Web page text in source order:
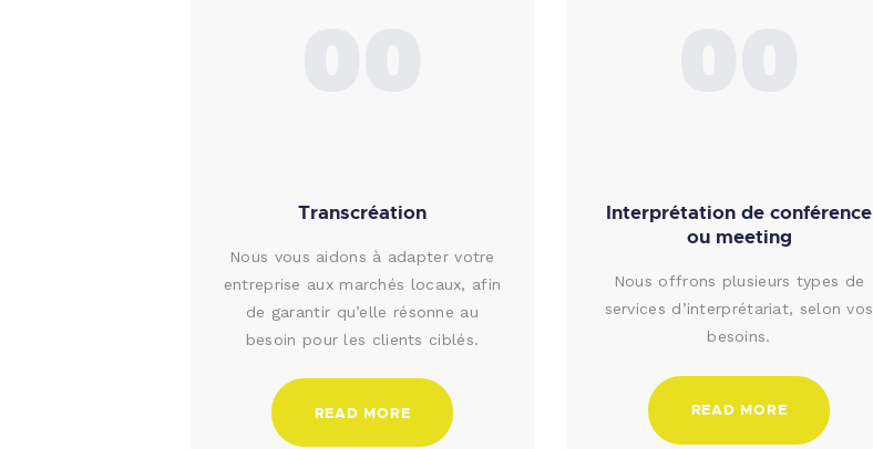
Transcréation
Nous vous aidons à adapter votre
entreprise aux marchés locaux, afin
de garantir qu’elle résonne au
besoin pour les clients ciblés.
READ MORE
Interprétation de conférence
ou meeting
Nous offrons plusieurs types de
services d’interprétariat, selon vos
besoins.
READ MORE